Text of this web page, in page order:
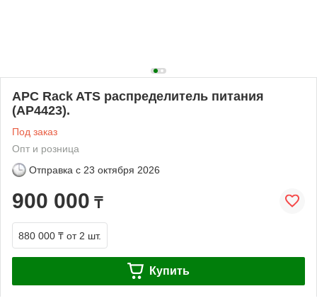
APC Rack ATS распределитель питания
(AP4423).
Под заказ
Опт и розница
Отправка с 23 октября 2026
900 000 ₸
880 000 ₸ от 2 шт.
Купить